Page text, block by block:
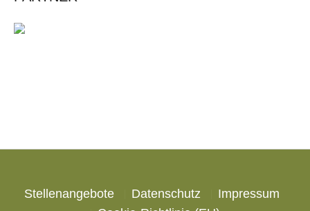
Stellenangebote Datenschutz
Impressum